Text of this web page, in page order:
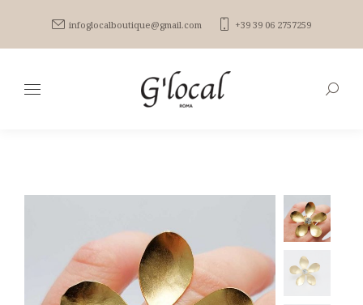
infoglocalboutique@gmail.com +39 39 06 2757259